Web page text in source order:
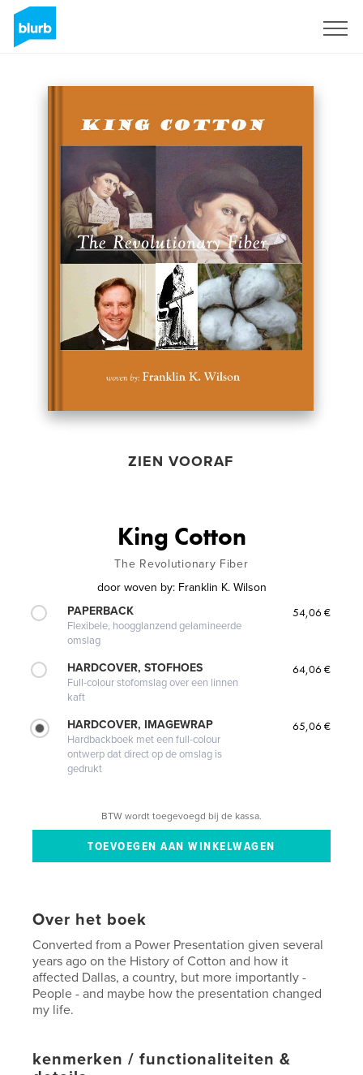
ZIEN VOORAF
King Cotton
The Revolutionary Fiber
door woven by: Franklin K. Wilson
PAPERBACK
Flexibele, hoogglanzend gelamineerde
omslag
54,06 €
HARDCOVER, STOFHOES
Full-colour stofomslag over een linnen
kaft
64,06 €
HARDCOVER, IMAGEWRAP
Hardbackboek met een full-colour
ontwerp dat direct op de omslag is
gedrukt
65,06 €
BTW wordt toegevoegd bij de kassa.
Over het boek
Converted from a Power Presentation given several
years ago on the History of Cotton and how it
affected Dallas, a country, but more importantly -
People - and maybe how the presentation changed
my life.
kenmerken / functionaliteiten &